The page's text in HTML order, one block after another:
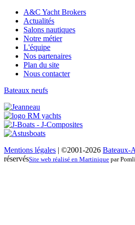
A&C Yacht Brokers
Actualités
Salons nautiques
Notre métier
L'équipe
Nos partenaires
Plan du site
Nous contacter
Bateaux neufs
Mentions légales | ©2001-2026 Bateaux-
réservésSite web réalisé en Martinique par